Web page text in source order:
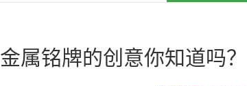
金属铭牌的创意你知道吗